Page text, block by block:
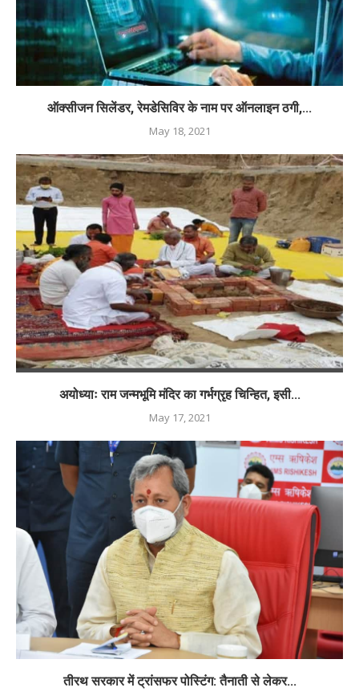
ऑक्सीजन सिलेंडर, रेमडेसिविर के नाम पर ऑनलाइन ठगी,...
May 18, 2021
अयोध्याः राम जन्मभूमि मंदिर का गर्भग्रृह चिन्हित, इसी...
May 17, 2021
तीरथ सरकार में ट्रांसफर पोस्टिंग: तैनाती से लेकर...